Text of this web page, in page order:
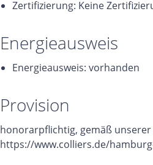
Zertifizierung: Keine
Energieausweis
Energieausweis: vorhanden
Provision
honorarpflichtig, gemäß unserer
https://www.colliers.de/